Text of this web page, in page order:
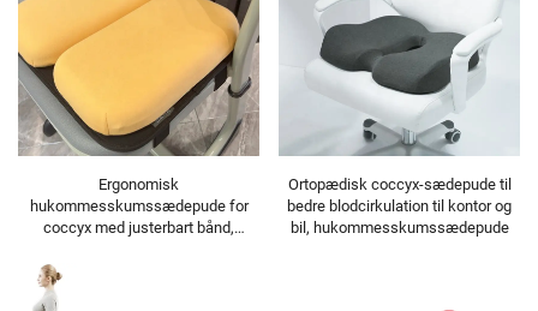
Ergonomisk
hukommesskumssædepude for
coccyx med justerbart bånd,
Ortopædisk coccyx-sædepude til
bedre blodcirkulation til kontor og
bil, hukommesskumssædepude